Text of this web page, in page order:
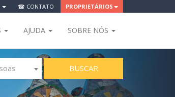
☎ CONTATO PROPRIETÁRIOS
AJUDA SOBRE NÓS
BUSCAR